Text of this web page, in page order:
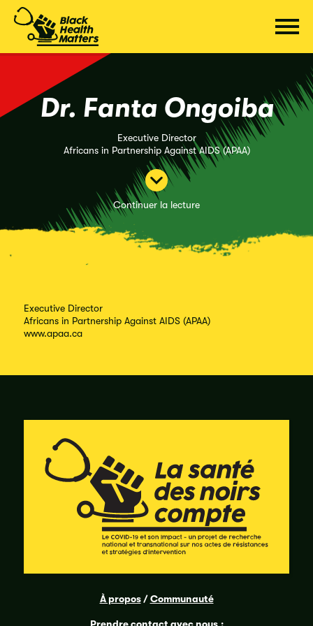
Passer
contenu
Dr. Fanta Ongoiba
Executive Director
Africans in Partnership Against AIDS (APAA)
Continuer la lecture
Executive Director
Africans in Partnership Against AIDS (APAA)
www.apaa.ca
À propos/Communauté